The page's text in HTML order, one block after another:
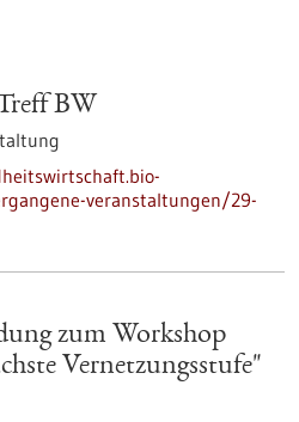
BW
veranstaltungen/29-
zum Workshop
Vernetzungsstufe"